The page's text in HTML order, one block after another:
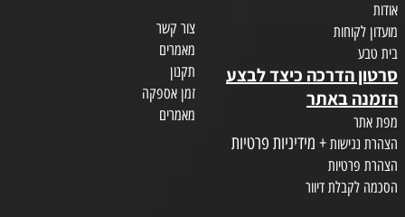
אודות
מועדון לקוחות
בית טבע
סרטון הדרכה כיצד לבצע
הזמנה באתר
מפת אתר
הצהרת נגישות + מידיניות פרטיות
הצהרת פרטיות
הסכמה לקבלת דיוור
צור קשר
מאמרים
תקנון
זמן אספקה
מאמרים